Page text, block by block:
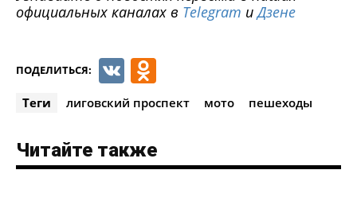
официальных каналах в Telegram иДзене
ПОДЕЛИТЬСЯ: VK
Теги лиговский проспект мото пешеходы
Читайте также